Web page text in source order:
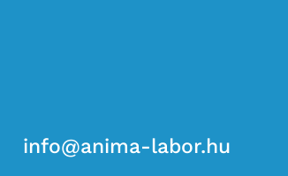
info@anima-labor.hu